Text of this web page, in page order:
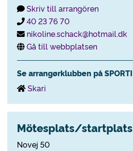
Skriv till arrangören
40 23 76 70
nikoline.schack@hotmail.dk
Gå till webbplatsen
Se arrangørklubben på SPORTI
Skari
Mötesplats/startplats
Novej 50